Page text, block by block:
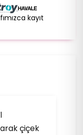
kayıt
çiçek